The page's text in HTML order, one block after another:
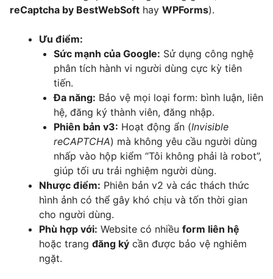
reCaptcha by BestWebSoft hay WPForms).
Ưu điểm:
Sức mạnh của Google: Sử dụng công nghệ
phân tích hành vi người dùng cực kỳ tiên
tiến.
Đa năng: Bảo vệ mọi loại form: bình luận, liên
hệ, đăng ký thành viên, đăng nhập.
Phiên bản v3: Hoạt động ẩn (Invisible
reCAPTCHA) mà không yêu cầu người dùng
nhấp vào hộp kiểm “Tôi không phải là robot”,
giúp tối ưu trải nghiệm người dùng.
Nhược điểm: Phiên bản v2 và các thách thức
hình ảnh có thể gây khó chịu và tốn thời gian
cho người dùng.
Phù hợp với: Website có nhiều form liên hệ
hoặc trang đăng ký cần được bảo vệ nghiêm
ngặt.